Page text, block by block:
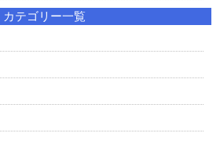
カテゴリー一覧